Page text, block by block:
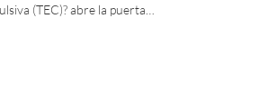
(TEC)? abre la puerta…